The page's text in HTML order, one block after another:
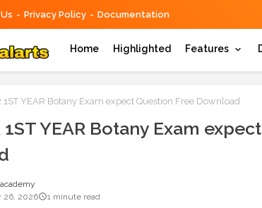
Privacy Policy Documentation
Home Highlighted Features
1ST YEAR Botany Exam expect Question Free Download
1ST YEAR Botany Exam
26, 2026
1 minute read